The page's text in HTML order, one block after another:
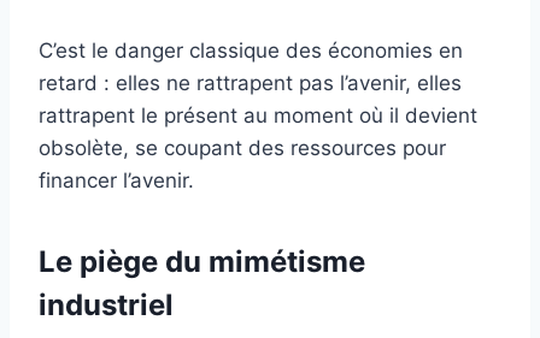
C’est le danger classique des économies en
retard : elles ne rattrapent pas l’avenir, elles
rattrapent le présent au moment où il devient
obsolète, se coupant des ressources pour
financer l’avenir.
Le piège du mimétisme
industriel